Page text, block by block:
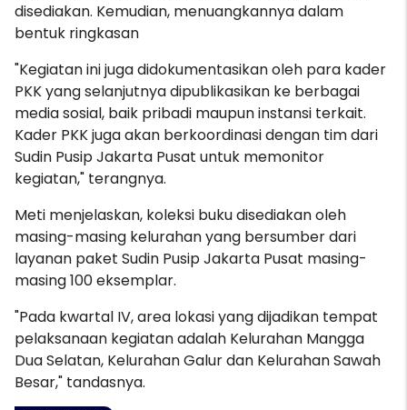
disediakan. Kemudian, menuangkannya dalam
bentuk ringkasan
"Kegiatan ini juga didokumentasikan oleh para kader
PKK yang selanjutnya dipublikasikan ke berbagai
media sosial, baik pribadi maupun instansi terkait.
Kader PKK juga akan berkoordinasi dengan tim dari
Sudin Pusip Jakarta Pusat untuk memonitor
kegiatan," terangnya.
Meti menjelaskan, koleksi buku disediakan oleh
masing-masing kelurahan yang bersumber dari
layanan paket Sudin Pusip Jakarta Pusat masing-
masing 100 eksemplar.
"Pada kwartal IV, area lokasi yang dijadikan tempat
pelaksanaan kegiatan adalah Kelurahan Mangga
Dua Selatan, Kelurahan Galur dan Kelurahan Sawah
Besar," tandasnya.